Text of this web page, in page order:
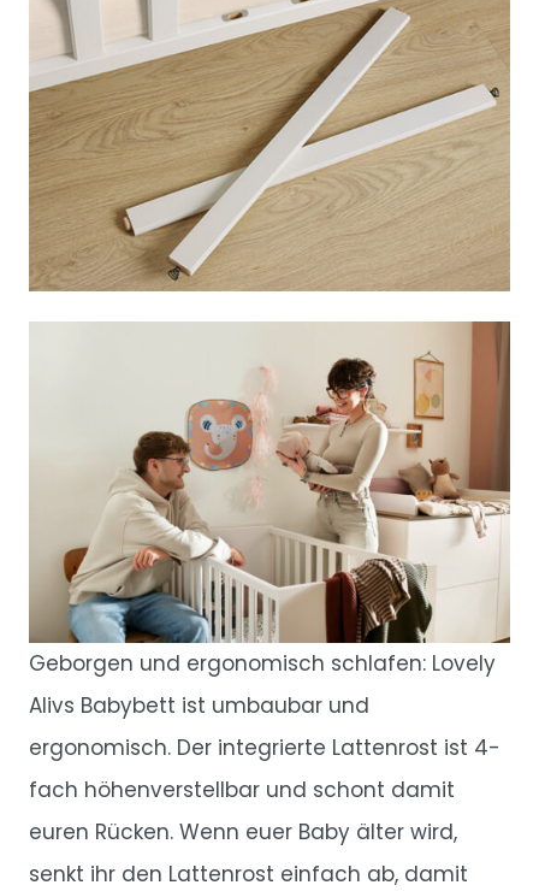
Geborgen und ergonomisch schlafen: Lovely
Alivs Babybett ist umbaubar und
ergonomisch. Der integrierte Lattenrost ist 4-
fach höhenverstellbar und schont damit
euren Rücken. Wenn euer Baby älter wird,
senkt ihr den Lattenrost einfach ab, damit